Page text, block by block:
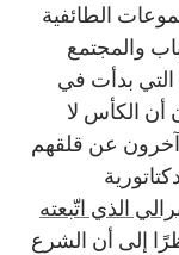
الطائفية
والمجتمع
التي بدأت في
أن الكأس لا
عن قلقهم
الذي اتّبعته
إلى أن الشرع